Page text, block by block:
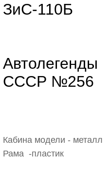
ЗиС-110Б
Автолегенды
СССР №256
Кабина модели - металл
Рама -пластик